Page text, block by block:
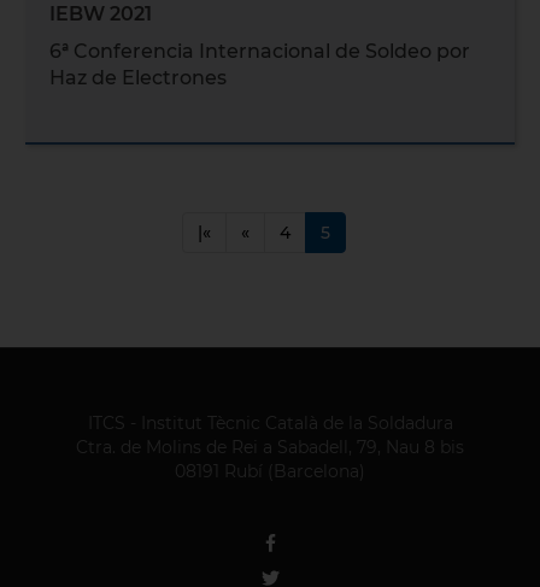
IEBW 2021
6ª Conferencia Internacional de Soldeo por
Haz de Electrones
|« « 4 5
ITCS - Institut Tècnic Català de la Soldadura
Ctra. de Molins de Rei a Sabadell, 79, Nau 8 bis
08191 Rubí (Barcelona)